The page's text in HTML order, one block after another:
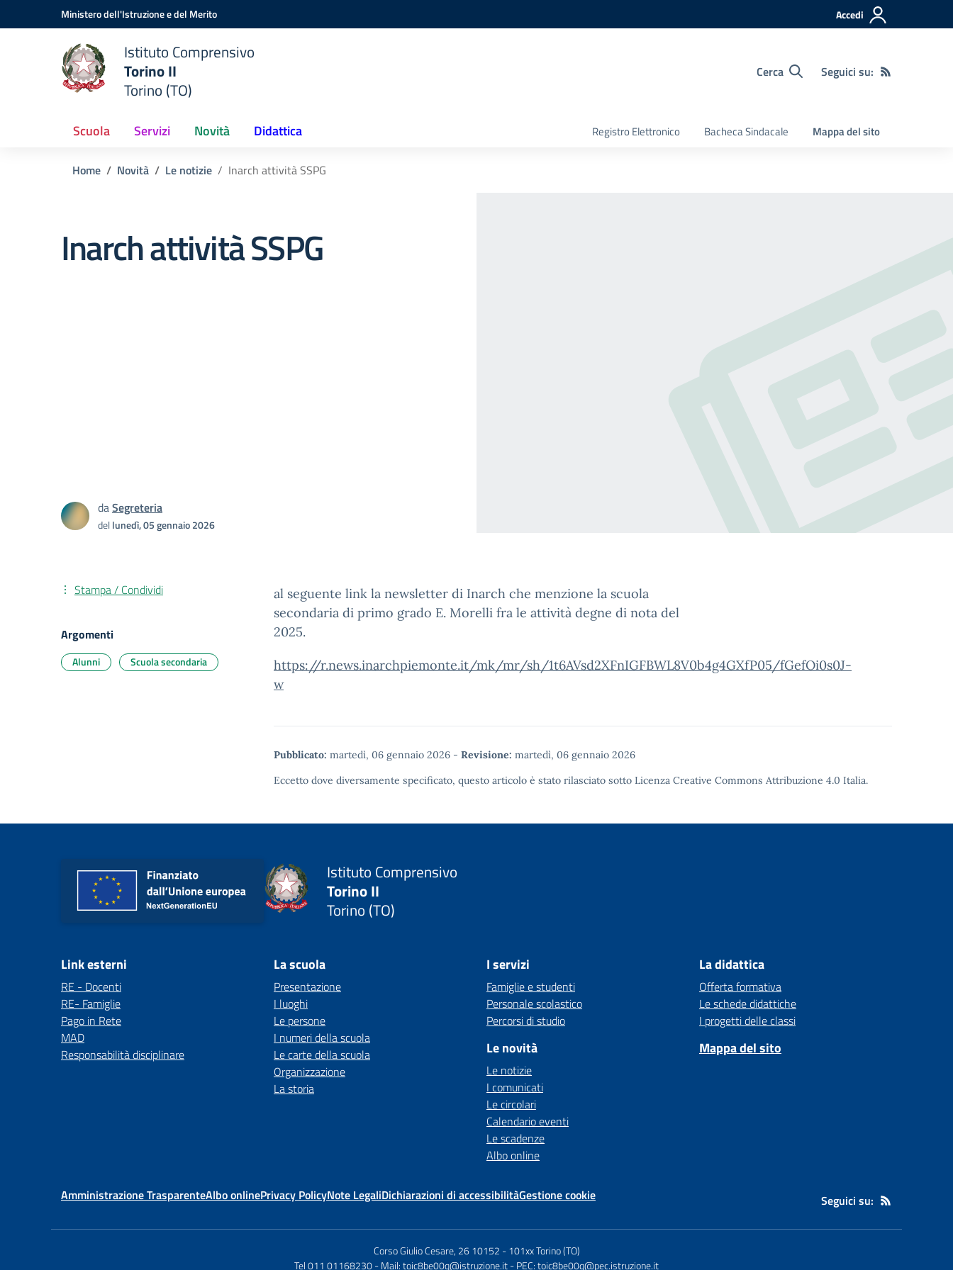
Vai ai contenuti
Vai al menu di navigazioneMinistero dell'Istruzione e del Merito Accedi
Istituto Comprensivo
Torino II
Torino (TO)
Cerca Seguici su:
Scuola Servizi Novità Didattica Registro Elettronico Bacheca Sindacale Mappa del sito
Home Novità Le notizie Inarch attività SSPG
Inarch attività SSPG
daSegreteria
dellunedì, 05 gennaio 2026
al seguente link la newsletter di Inarch che menzione la scuola
secondaria di primo grado E. Morelli fra le attività degne di nota del
2025.
https://r.news.inarchpiemonte.it/mk/mr/sh/1t6AVsd2XFnIGFBWL8V0b4g4GXfP05/fGefOi0s0J-
w
Pubblicato: martedì, 06 gennaio 2026 - Revisione: martedì, 06 gennaio 2026
Eccetto dove diversamente specificato, questo articolo è stato rilasciato sotto Licenza Creative Commons Attribuzione 4.0 Italia.
Stampa / Condividi
Argomenti
Alunni Scuola secondaria
Istituto Comprensivo
Torino II
Torino (TO)
Link esterni
RE - Docenti
RE- Famiglie
Pago in Rete
MAD
Responsabilità disciplinare
La scuola
Presentazione
I luoghi
Le persone
I numeri della scuola
Le carte della scuola
Organizzazione
La storia
I servizi
Famiglie e studenti
Personale scolastico
Percorsi di studio
Le novità
Le notizie
I comunicati
Le circolari
Calendario eventi
Le scadenze
Albo online
La didattica
Offerta formativa
Le schede didattiche
I progetti delle classi
Mappa del sito
Amministrazione TrasparenteAlbo onlinePrivacy PolicyNote LegaliDichiarazioni di accessibilitàGestione cookie Seguici su:
Corso Giulio Cesare, 26 10152 -101xx Torino (TO)
Tel 011 01168230- Mail:toic8be00q@istruzione.it- PEC:toic8be00q@pec.istruzione.it